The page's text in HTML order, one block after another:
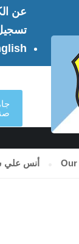
عن
Our أنس علي